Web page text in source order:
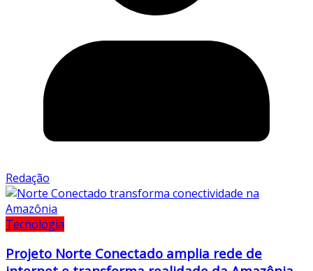
Redação
Tecnologia
Projeto Norte Conectado amplia rede de